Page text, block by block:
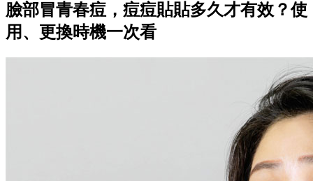
臉部冒青春痘，痘痘貼貼多久才有效？使
用、更換時機一次看